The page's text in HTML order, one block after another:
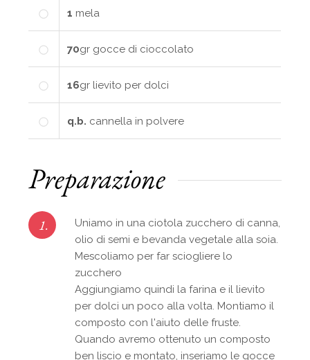
1 mela
70gr gocce di cioccolato
16gr lievito per dolci
q.b. cannella in polvere
Preparazione
1.
Uniamo in una ciotola zucchero di canna,
olio di semi e bevanda vegetale alla soia.
Mescoliamo per far sciogliere lo
zucchero
Aggiungiamo quindi la farina e il lievito
per dolci un poco alla volta. Montiamo il
composto con l'aiuto delle fruste.
Quando avremo ottenuto un composto
ben liscio e montato, inseriamo le gocce